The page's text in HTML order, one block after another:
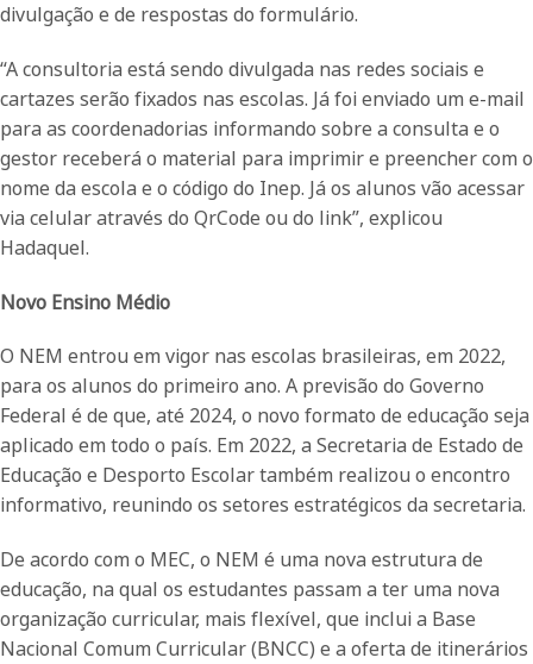
divulgação e de respostas do formulário.
“A consultoria está sendo divulgada nas redes sociais e
cartazes serão fixados nas escolas. Já foi enviado um e-mail
para as coordenadorias informando sobre a consulta e o
gestor receberá o material para imprimir e preencher com o
nome da escola e o código do Inep. Já os alunos vão acessar
via celular através do QrCode ou do link”, explicou
Hadaquel.
Novo Ensino Médio
O NEM entrou em vigor nas escolas brasileiras, em 2022,
para os alunos do primeiro ano. A previsão do Governo
Federal é de que, até 2024, o novo formato de educação seja
aplicado em todo o país. Em 2022, a Secretaria de Estado de
Educação e Desporto Escolar também realizou o encontro
informativo, reunindo os setores estratégicos da secretaria.
De acordo com o MEC, o NEM é uma nova estrutura de
educação, na qual os estudantes passam a ter uma nova
organização curricular, mais flexível, que inclui a Base
Nacional Comum Curricular (BNCC) e a oferta de itinerários